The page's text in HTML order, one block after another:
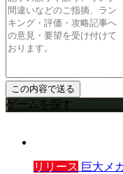
ゲームを探す
リリース 巨大メ